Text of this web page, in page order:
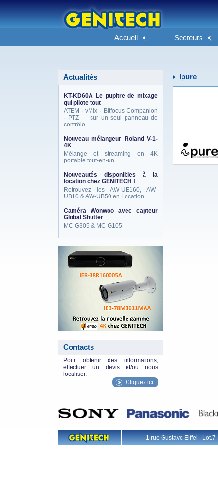
Accueil Secteurs
Actualités
KT-KD60A Le pupitre de mixage
qui pilote tout
ATEM · vMix · Bitfocus Companion
· PTZ — sur un seul panneau de
contrôle
Nouveau mélangeur Roland V-1-
4K
Mélange et streaming en 4K
portable tout-en-un
Nouveautés disponibles à la
location chez GENITECH !
Retrouvez les AW-UE160, AW-
UB10 & AW-UB50 en Location
Caméra Wonwoo avec capteur
Global Shutter
MC-G305 & MC-G105
Contacts
Pour obtenir des informations,
effectuer un devis et/ou nous
localiser.
Cliquez ici
Ipure
1 rue Gustave Eiffel -